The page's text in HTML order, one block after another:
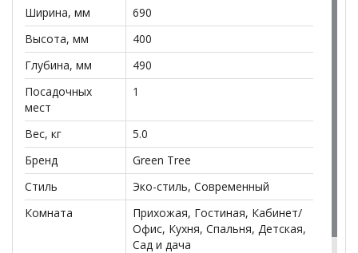
Цвет каркаса: Берёза белая
Вариант обивки: Экокожа шоколад
*Дополнительную информацию о том, как купить
Пуф Сайма 304
телефону
+79292022735
**Цены на официальном сайте
действительны только для интернет-магазинаи
могут отличаться от цен в розничных магазинах-
салонах сети!
Ширина, мм
690
Высота, мм
400
Глубина, мм
490
Посадочных
мест
1
Вес, кг
5.0
Бренд
Green Tree
Стиль
Эко-стиль, Современный
Комната
Прихожая, Гостиная, Кабинет/
Офис, Кухня, Спальня, Детская,
Сад и дача